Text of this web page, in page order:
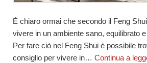
È chiaro ormai che secondo il Feng
vivere in un ambiente sano, equilibrato
Per fare ciò nel Feng Shui è possibile
consiglio per vivere in… Continua a